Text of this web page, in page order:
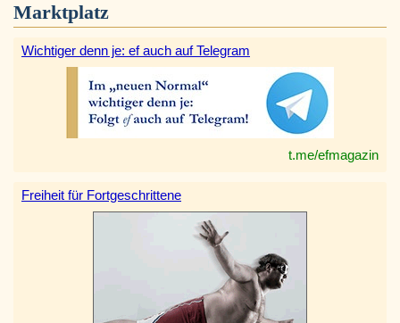
Marktplatz
Wichtiger denn je: ef auch auf Telegram
t.me/efmagazin
Freiheit für Fortgeschrittene